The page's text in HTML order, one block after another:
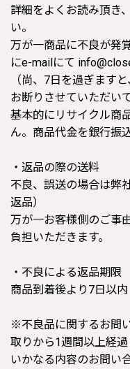
詳細をよくお読み頂き
い。
万が一商品に不良が発
にe-mailにて
（尚、7日を過ぎます
お断りさせていただい
基本的にリサイクル商
ん。商品代金を銀行振
・返品の際の送料
不良、誤送の場合は弊
返品）
万が一お客様側のご事
負担いただきます。
・不良による返品期限
商品到着後より7日以内
※不良品に関するお問
取りから1週間以上経過
いかなる内容のお問い